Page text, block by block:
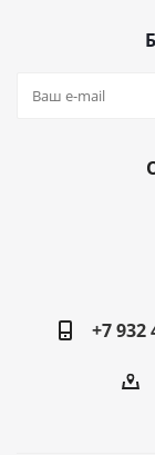
+7 932